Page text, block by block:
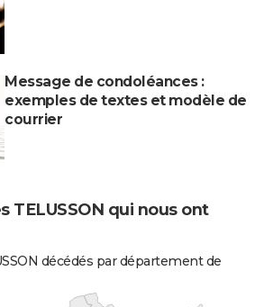
Message de condoléances :
exemples de textes et modèle de
courrier
TELUSSON qui nous ont
décédés par département de